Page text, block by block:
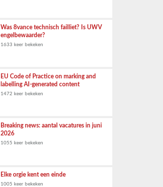
Was 8vance technisch failliet? Is UWV
engelbewaarder?
1633 keer bekeken
EU Code of Practice on marking and
labelling AI-generated content
1472 keer bekeken
Breaking news: aantal vacatures in juni
2026
1055 keer bekeken
Elke orgie kent een einde
1005 keer bekeken